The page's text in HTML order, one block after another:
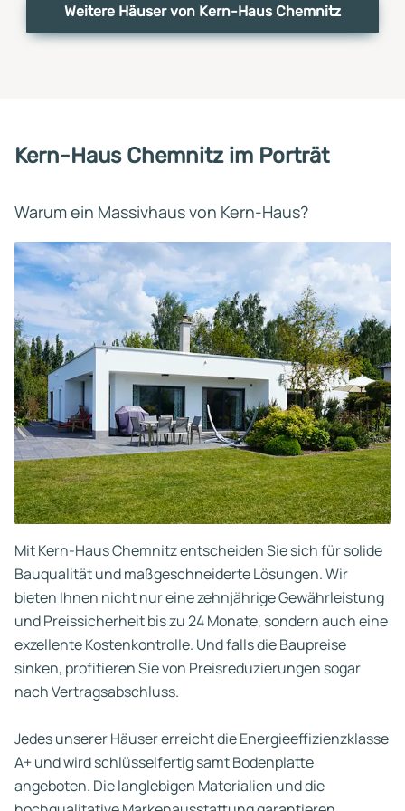
Weitere Häuser von Kern-Haus Chemnitz
Kern-Haus Chemnitz im Porträt
Warum ein Massivhaus von Kern-Haus?
Mit Kern-Haus Chemnitz entscheiden Sie sich für solide
Bauqualität und maßgeschneiderte Lösungen. Wir
bieten Ihnen nicht nur eine zehnjährige Gewährleistung
und Preissicherheit bis zu 24 Monate, sondern auch eine
exzellente Kostenkontrolle. Und falls die Baupreise
sinken, profitieren Sie von Preisreduzierungen sogar
nach Vertragsabschluss.
Jedes unserer Häuser erreicht die Energieeffizienzklasse
A+ und wird schlüsselfertig samt Bodenplatte
angeboten. Die langlebigen Materialien und die